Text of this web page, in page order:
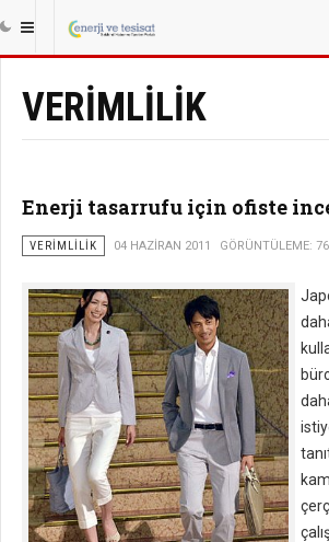
||| ANASAYFA ENERJI
VERIMLILIK
Enerji tasarrufu için ofiste
VERIMLILIK 04 HAZIRAN 2011 GÖRÜNTÜLEME: